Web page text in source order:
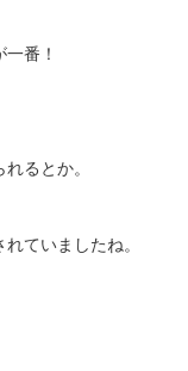
番！
るとか。
ていましたね。